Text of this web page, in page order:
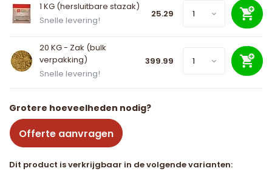
1 KG (hersluitbare stazak)
Snelle levering!
25.29
20 KG - Zak (bulk
verpakking)
Snelle levering!
399.99
Grotere hoeveelheden nodig?
Offerte aanvragen
Dit product is verkrijgbaar in de volgende varianten: